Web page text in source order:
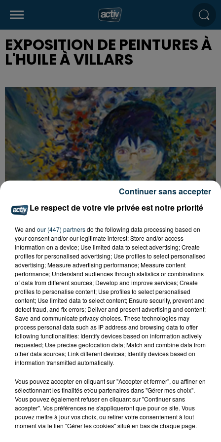
EXPOSITION DE PEINTURES À
L'HUILE À VILLARS
Tarif Payant
Jusqu'au 28 février, 4 peintres, 4 amies d'atelier, vous
invitent à découvrir leurs oeuvres faites avec de la
peinture à l'huile, chacune dans un style différent, à la
Médiathèque de Villars.
Entrée libre.
Le respect de votre vie privée est notre priorité
We and our (447) partnersdo the following data processing based on
your consent and/or our legitimate interest: Store and/or access
information on a device; Use limited data to select advertising; Create
profiles for personalised advertising; Use profiles to select personalised
advertising; Measure advertising performance; Measure content
performance; Understand audiences through statistics or combinations
of data from different sources; Develop and improve services; Create
profiles to personalise content; Use profiles to select personalised
content; Use limited data to select content; Ensure security, prevent and
detect fraud, and fix errors; Deliver and present advertising and content;
Save and communicate privacy choices. These technologies may
process personal data such as IP address and browsing data to offer
following functionalities: Identify devices based on information actively
requested; Use precise geolocation data; Match and combine data from
other data sources; Link different devices; Identify devices based on
information transmitted automatically.
Vous pouvez accepter en cliquant sur "Accepter et fermer", ou affiner en
sélectionnant les finalités et/ou partenaires dans "Gérer mes choix".
Vous pouvez également refuser en cliquant sur "Continuer sans
accepter". Vos préférences ne s'appliqueront que pour ce site. Vous
pouvez mettre à jour vos choix, ou retirer votre consentement à tout
moment via le lien "Gérer les cookies" situé en bas de chaque page.
Continuer sans accepter